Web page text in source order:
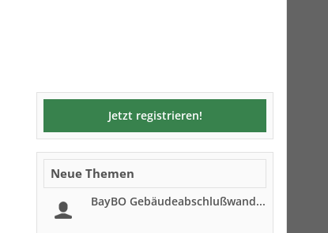
Jetzt registrieren!
Neue Themen
BayBO Gebäudeabschlußwand...